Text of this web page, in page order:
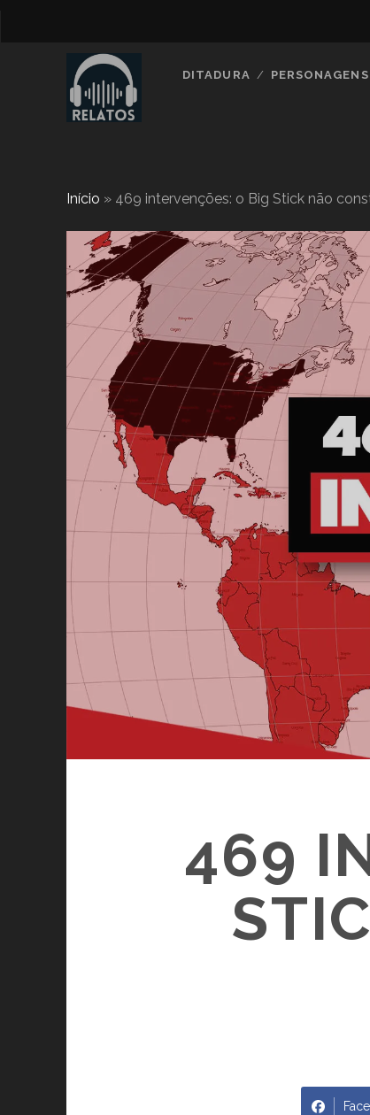
DITADURA PERSONAGENS
Início » 469 intervenções: o Big Stick não
469